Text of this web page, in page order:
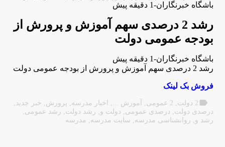
باشگاه خبرنگاران-1 دقیقه پیش
رشد 2 درصدی سهم آموزش و پرورش از
بودجه عمومی دولت
باشگاه خبرنگاران-1 دقیقه پیش
رشد 2 درصدی سهم آموزش و پرورش از بودجه عمومی دولت
فروش بک لینک
label
, 2 عمومی , آموزش ... , اخبار مدرسه, پرورش, خبر جدید,
درصدی دولت, درصدی عمومی, دولت و , رشد دولت, رشد عمومی,
رشد و , روانشناسی مدرسه, سایت مدرسه, مدرسه